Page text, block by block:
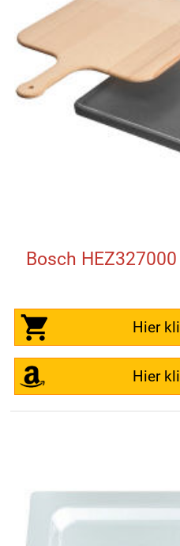
Bosch
Hier
Hier